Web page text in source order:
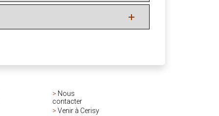
> Nous
contacter
> Venir à Cerisy